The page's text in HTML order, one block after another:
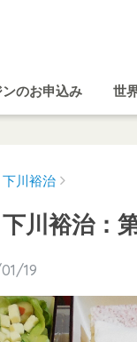
のお申込み 世
下川裕治
下川裕治
19